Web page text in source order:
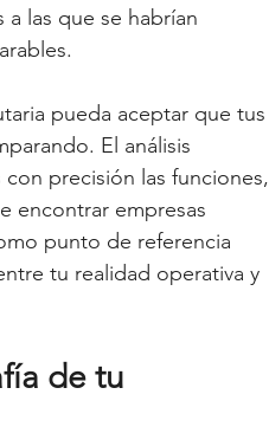
las que se habrían
pueda aceptar que tus
El análisis
precisión las funciones,
encontrar empresas
punto de referencia
tu realidad operativa y
de tu